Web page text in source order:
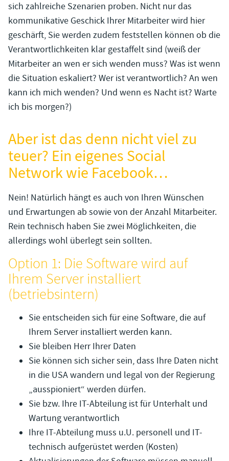
sich zahlreiche Szenarien proben. Nicht nur das
kommunikative Geschick Ihrer Mitarbeiter wird hier
geschärft, Sie werden zudem feststellen können ob die
Verantwortlichkeiten klar gestaffelt sind (weiß der
Mitarbeiter an wen er sich wenden muss? Was ist wenn
die Situation eskaliert? Wer ist verantwortlich? An wen
kann ich mich wenden? Und wenn es Nacht ist? Warte
ich bis morgen?)
Aber ist das denn nicht viel zu
teuer? Ein eigenes Social
Network wie Facebook…
Nein! Natürlich hängt es auch von Ihren Wünschen
und Erwartungen ab sowie von der Anzahl Mitarbeiter.
Rein technisch haben Sie zwei Möglichkeiten, die
allerdings wohl überlegt sein sollten.
Option 1: Die Software wird auf
Ihrem Server installiert
(betriebsintern)
Sie entscheiden sich für eine Software, die auf
Ihrem Server installiert werden kann.
Sie bleiben Herr Ihrer Daten
Sie können sich sicher sein, dass Ihre Daten nicht
in die USA wandern und legal von der Regierung
„ausspioniert“ werden dürfen.
Sie bzw. Ihre IT-Abteilung ist für Unterhalt und
Wartung verantwortlich
Ihre IT-Abteilung muss u.U. personell und IT-
technisch aufgerüstet werden (Kosten)